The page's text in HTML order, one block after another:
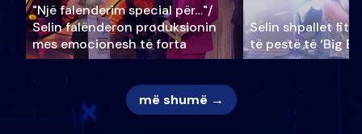
"Një falenderim special për…"/
Selin falënderon produksionin
mes emocionesh të forta
Selin shpallet
të pestë të ‘Big
më shumë →